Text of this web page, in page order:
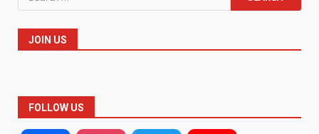
for:
JOIN US
FOLLOW US